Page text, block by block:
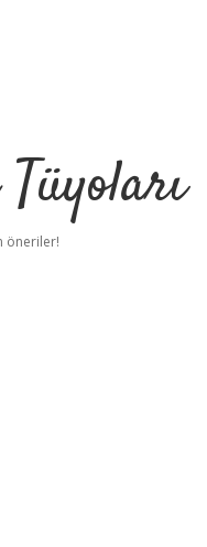
öneriler!